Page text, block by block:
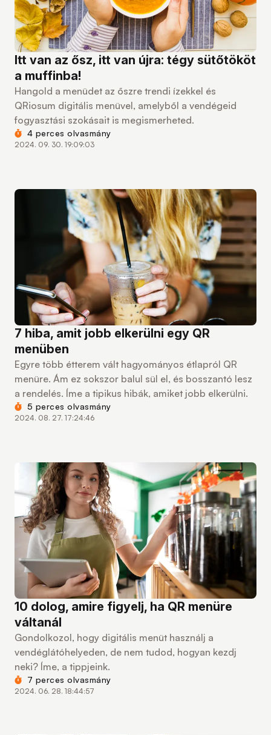
Itt van az ősz, itt van újra: tégy sütőtököt
a muffinba!
Hangold a menüdet az őszre trendi ízekkel és
QRiosum digitális menüvel, amelyből a vendégeid
fogyasztási szokásait is megismerheted.
4 perces olvasmány
2024. 09. 30. 19:09:03
7 hiba, amit jobb elkerülni egy QR
menüben
Egyre több étterem vált hagyományos étlapról QR
menüre. Ám ez sokszor balul sül el, és bosszantó lesz
a rendelés. Íme a tipikus hibák, amiket jobb elkerülni.
5 perces olvasmány
2024. 08. 27. 17:24:46
10 dolog, amire figyelj, ha QR menüre
váltanál
Gondolkozol, hogy digitális menüt használj a
vendéglátóhelyeden, de nem tudod, hogyan kezdj
neki? Íme, a tippjeink.
7 perces olvasmány
2024. 06. 28. 18:44:57